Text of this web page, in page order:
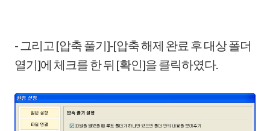
- 그리고 [압축 풀기]-[압축 해제 완료 후 대상 폴더
열기]에 체크를 한 뒤 [확인]을 클릭하였다.